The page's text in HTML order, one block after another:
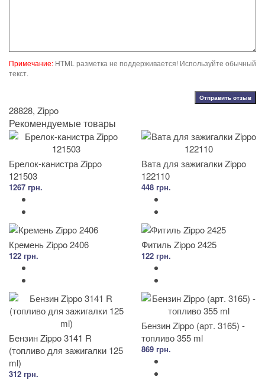
Примечание: HTML разметка не поддерживается! Используйте обычный
текст.
Отправить отзыв
28828, Zippo
Рекомендуемые товары
Брелок-канистра Zippo
121503
1267 грн.
Вата для зажигалки Zippo
122110
448 грн.
Кремень Zippo 2406
122 грн.
Фитиль Zippo 2425
122 грн.
Бензин Zippo 3141 R
(топливо для зажигалки 125
ml)
312 грн.
Бензин Zippo (арт. 3165) -
топливо 355 ml
869 грн.